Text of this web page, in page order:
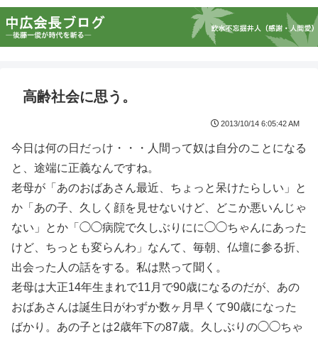
高齢社会に思う。
2013/10/14 6:05:42 AM
今日は何の日だっけ・・・人間って奴は自分のことになる
と、途端に正義なんですね。
老母が「あのおばあさん最近、ちょっと呆けたらしい」と
か「あの子、久しく顔を見せないけど、どこか悪いんじゃ
ない」とか「◯◯病院で久しぶりにに◯◯ちゃんにあった
けど、ちっとも変らんわ」なんて、毎朝、仏壇に参る折、
出会った人の話をする。私は黙って聞く。
老母は大正14年生まれで11月で90歳になるのだが、あの
おばあさんは誕生日がわずか数ヶ月早くて90歳になった
ばかり。あの子とは2歳年下の87歳。久しぶりの◯◯ちゃ